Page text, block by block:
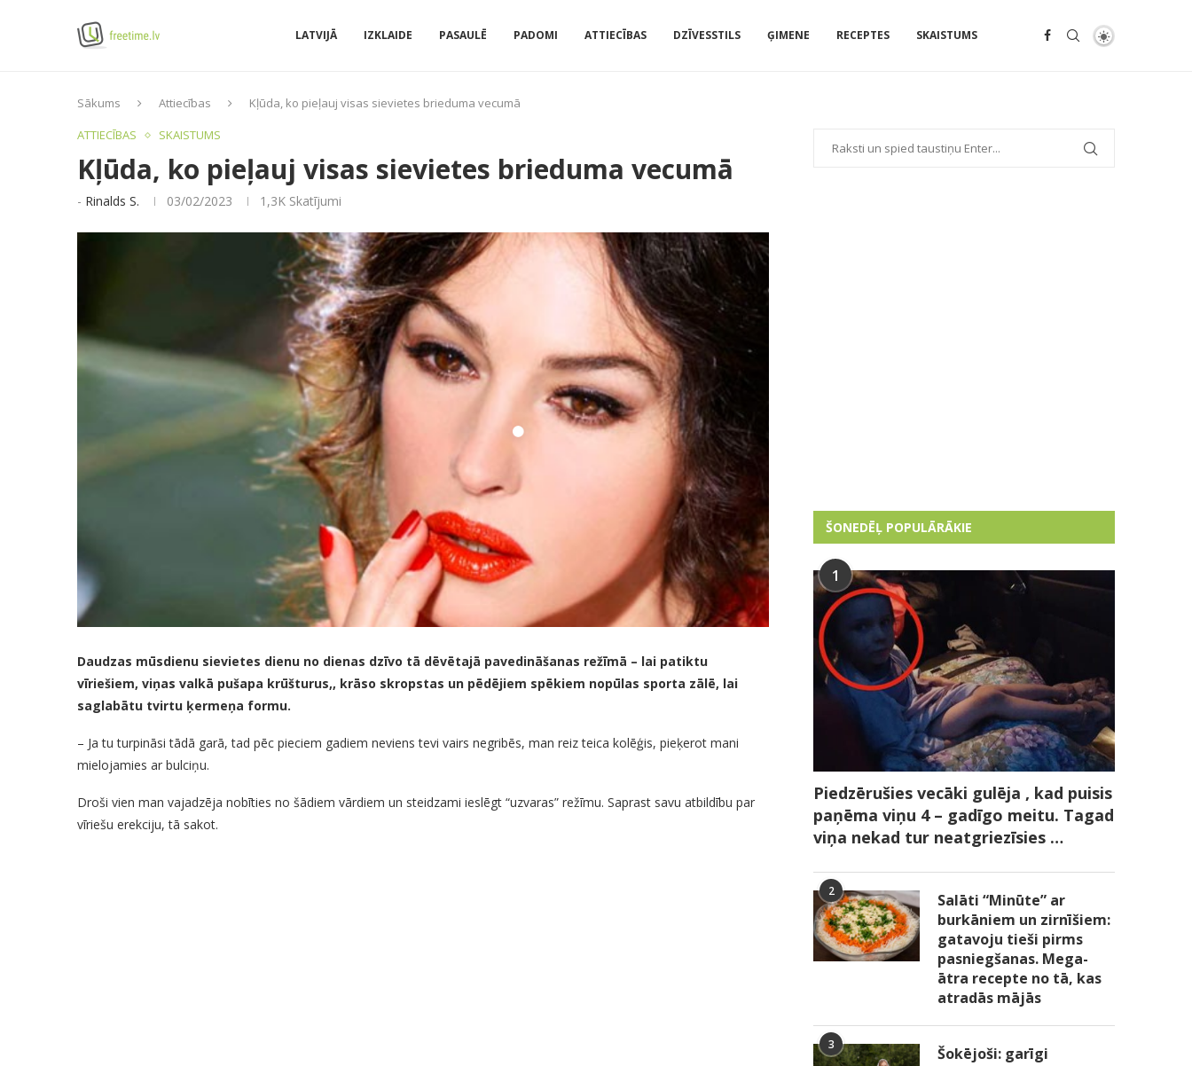
LATVIJĀ IZKLAIDE PASAULĒ PADOMI ATTIECĪBAS DZĪVESSTILS ĢIMENE RECEPTES SKAISTUMS
Sākums Attiecības
Kļūda, ko pieļauj visas sievietes brieduma vecumā
ATTIECĪBAS
SKAISTUMS
Kļūda, ko pieļauj visas sievietes brieduma vecumā
- Rinalds S. 03/02/2023 1,3K Skatījumi
Daudzas mūsdienu sievietes dienu no dienas dzīvo tā dēvētajā pavedināšanas režīmā – lai patiktu
vīriešiem, viņas valkā pušapa krūšturus,, krāso skropstas un pēdējiem spēkiem nopūlas sporta zālē, lai
saglabātu tvirtu ķermeņa formu.
– Ja tu turpināsi tādā garā, tad pēc pieciem gadiem neviens tevi vairs negribēs, man reiz teica kolēģis, pieķerot mani
mielojamies ar bulciņu.
Droši vien man vajadzēja nobīties no šādiem vārdiem un steidzami ieslēgt “uzvaras” režīmu. Saprast savu atbildību par
vīriešu erekciju, tā sakot.
ŠONEDĒĻ POPULĀRĀKIE
1
Piedzērušies vecāki gulēja , kad puisis
paņēma viņu 4 – gadīgo meitu. Tagad
viņa nekad tur neatgriezīsies …
2
Salāti “Minūte” ar
burkāniem un zirnīšiem:
gatavoju tieši pirms
pasniegšanas. Mega-
ātra recepte no tā, kas
atradās mājās
3
Šokējoši: garīgi